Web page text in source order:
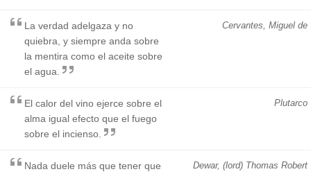
Cervantes, Miguel de
La verdad adelgaza y no
quiebra, y siempre anda sobre
la mentira como el aceite sobre
el agua.
Plutarco
El calor del vino ejerce sobre el
alma igual efecto que el fuego
sobre el incienso.
Dewar, (lord) Thomas Robert
Nada duele más que tener que